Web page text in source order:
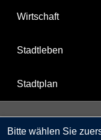
Bitte wählen Sie
Wirtschaft
Stadtleben
Stadtplan